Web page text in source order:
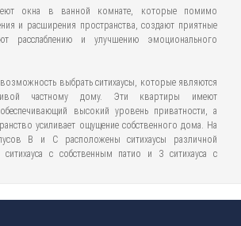
окна в ванной комнате, которые помимо
и расширения пространства, создают приятные
расслаблению и улучшению эмоционального
выбрать ситихаусы, которые являются
частному дому. Эти квартиры имеют
высокий уровень приватности, а
усиливает ощущение собственного дома. На
В и С расположены ситихаусы различной
с собственным патио и 3 ситихауса с